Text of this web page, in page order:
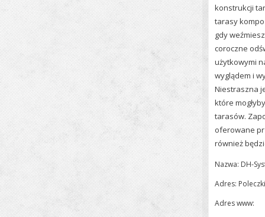
konstrukcji
tarasy
gdy
coroczne
użytkowymi
wyglądem i
Niestraszna
które
tarasów.
oferowane
również
Nazwa: DH-
Adres:
Adres www: